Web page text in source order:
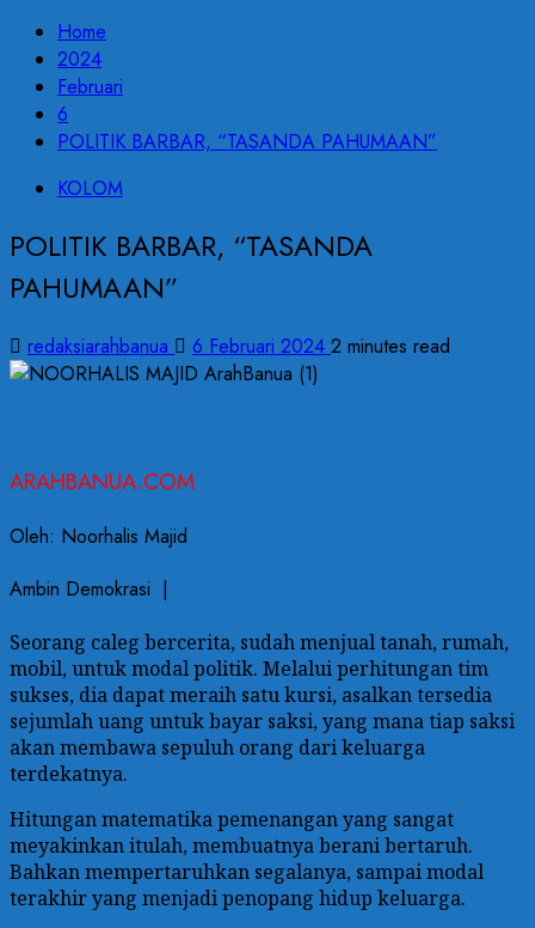
Home
2024
Februari
6
POLITIK BARBAR, “TASANDA PAHUMAAN”
KOLOM
POLITIK BARBAR, “TASANDA
PAHUMAAN”
redaksiarahbanua 6 Februari 2024 2 minutes read
ARAHBANUA.COM
Oleh: Noorhalis Majid
Ambin Demokrasi |
Seorang caleg bercerita, sudah menjual tanah, rumah,
mobil, untuk modal politik. Melalui perhitungan tim
sukses, dia dapat meraih satu kursi, asalkan tersedia
sejumlah uang untuk bayar saksi, yang mana tiap saksi
akan membawa sepuluh orang dari keluarga
terdekatnya.
Hitungan matematika pemenangan yang sangat
meyakinkan itulah, membuatnya berani bertaruh.
Bahkan mempertaruhkan segalanya, sampai modal
terakhir yang menjadi penopang hidup keluarga.